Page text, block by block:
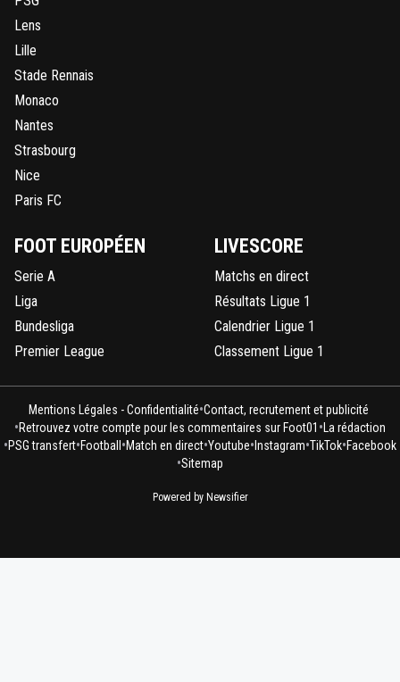
Lens
Lille
Stade Rennais
Monaco
Nantes
Strasbourg
Nice
Paris FC
FOOT EUROPÉEN
Serie A
Liga
Bundesliga
Premier League
LIVESCORE
Matchs en direct
Résultats Ligue 1
Calendrier Ligue 1
Classement Ligue 1
Mentions Légales - Confidentialité•Contact, recrutement et publicité
•Retrouvez votre compte pour les commentaires sur Foot01 • La rédaction
•PSG transfert•Football •Match en direct•Youtube• Instagram•TikTok•Facebook
•Sitemap
Powered by Newsifier